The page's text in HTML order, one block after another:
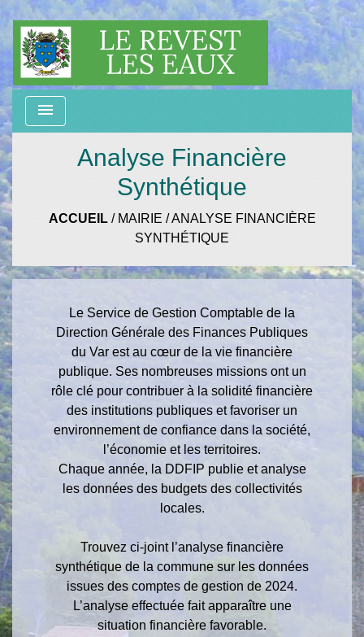
menu
Analyse Financière
Synthétique
ACCUEIL/ MAIRIE /ANALYSE FINANCIÈRE
SYNTHÉTIQUE
Le Service de Gestion Comptable de la
Direction Générale des Finances Publiques
du Var est au cœur de la vie financière
publique. Ses nombreuses missions ont un
rôle clé pour contribuer à la solidité financière
des institutions publiques et favoriser un
environnement de confiance dans la société,
l’économie et les territoires.
Chaque année, la DDFIP publie et analyse
les données des budgets des collectivités
locales.
Trouvez ci-joint l’analyse financière
synthétique de la commune sur les données
issues des comptes de gestion de 2024.
L’analyse effectuée fait apparaître une
situation financière favorable.